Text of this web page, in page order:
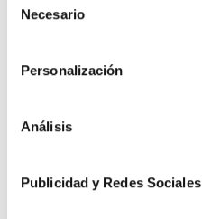
Necesario
Personalización
Análisis
Publicidad y Redes Sociales
Especial Militares
Descargas